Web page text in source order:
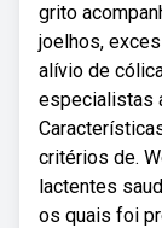
grito
joelhos,
alívio de
especialistas
critérios de.
lactentes
os quais foi